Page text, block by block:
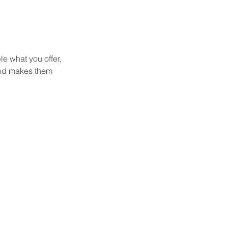
what you offer,
makes them